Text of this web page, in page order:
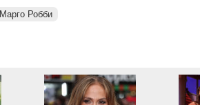
Марго Робби